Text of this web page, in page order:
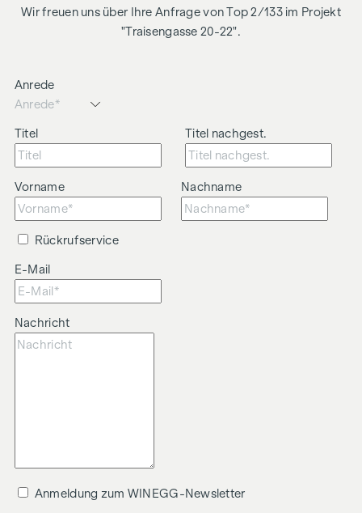
Wir freuen uns über Ihre Anfrage von Top 2/133 im Projekt
"Traisengasse 20-22".
Anrede
Titel Titel nachgest.
Vorname Nachname
Rückrufservice
E-Mail
Nachricht
Anmeldung zum WINEGG-Newsletter